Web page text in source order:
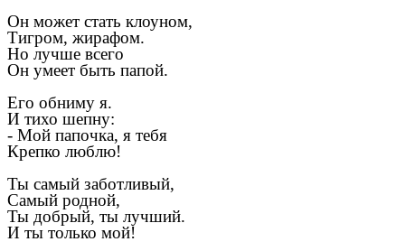
Он может стать клоуном,
Тигром, жирафом.
Но лучше всего
Он умеет быть папой.
Его обниму я.
И тихо шепну:
- Мой папочка, я тебя
Крепко люблю!
Ты самый заботливый,
Самый родной,
Ты добрый, ты лучший.
И ты только мой!